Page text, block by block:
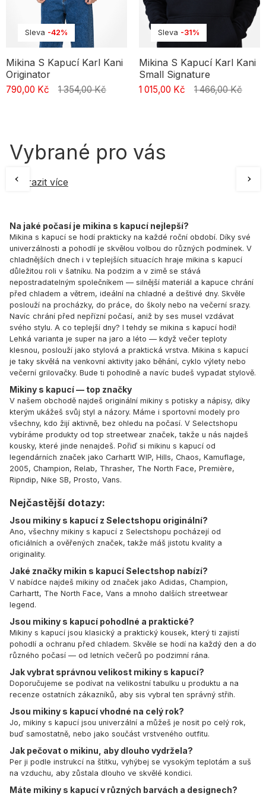
Sleva -42%
Mikina S Kapucí Karl Kani
Originator
790,00 Kč 1 354,00 Kč
Sleva -31%
Mikina S Kapucí Karl Kani
Small Signature
1 015,00 Kč 1 466,00 Kč
Vybrané pro vás
Zobrazit více
Na jaké počasí je mikina s kapucí nejlepší?
Mikina s kapucí se hodí prakticky na každé roční období. Díky své
univerzálnosti a pohodlí je skvělou volbou do různých podmínek. V
chladnějších dnech i v teplejších situacích hraje mikina s kapucí
důležitou roli v šatníku. Na podzim a v zimě se stává
nepostradatelným společníkem — silnější materiál a kapuce chrání
před chladem a větrem, ideální na chladné a deštivé dny. Skvěle
poslouží na procházky, do práce, do školy nebo na večerní srazy.
Navíc chrání před nepřízní počasí, aniž by ses musel vzdávat
svého stylu. A co teplejší dny? I tehdy se mikina s kapucí hodí!
Lehká varianta je super na jaro a léto — když večer teploty
klesnou, poslouží jako stylová a praktická vrstva. Mikina s kapucí
je taky skvělá na venkovní aktivity jako běhání, cyklo výlety nebo
večerní grilovačky. Bude ti pohodlně a navíc budeš vypadat stylově.
Mikiny s kapucí — top značky
V našem obchodě najdeš originální mikiny s potisky a nápisy, díky
kterým ukážeš svůj styl a názory. Máme i sportovní modely pro
všechny, kdo žijí aktivně, bez ohledu na počasí. V Selectshopu
vybíráme produkty od top streetwear značek, takže u nás najdeš
kousky, které jinde nenajdeš. Pořiď si mikinu s kapucí od
legendárních značek jako Carhartt WIP, Hills, Chaos, Kamuflage,
2005, Champion, Relab, Thrasher, The North Face, Première,
Ripndip, Nike SB, Prosto, Vans.
Nejčastější dotazy:
Jsou mikiny s kapucí z Selectshopu originální?
Ano, všechny mikiny s kapucí z Selectshopu pocházejí od
oficiálních a ověřených značek, takže máš jistotu kvality a
originality.
Jaké značky mikin s kapucí Selectshop nabízí?
V nabídce najdeš mikiny od značek jako Adidas, Champion,
Carhartt, The North Face, Vans a mnoho dalších streetwear
legend.
Jsou mikiny s kapucí pohodlné a praktické?
Mikiny s kapucí jsou klasický a praktický kousek, který ti zajistí
pohodlí a ochranu před chladem. Skvěle se hodí na každý den a do
různého počasí — od letních večerů po podzimní rána.
Jak vybrat správnou velikost mikiny s kapucí?
Doporučujeme se podívat na velikostní tabulku u produktu a na
recenze ostatních zákazníků, aby sis vybral ten správný střih.
Jsou mikiny s kapucí vhodné na celý rok?
Jo, mikiny s kapucí jsou univerzální a můžeš je nosit po celý rok,
buď samostatně, nebo jako součást vrstveného outfitu.
Jak pečovat o mikinu, aby dlouho vydržela?
Per ji podle instrukcí na štítku, vyhýbej se vysokým teplotám a suš
na vzduchu, aby zůstala dlouho ve skvělé kondici.
Máte mikiny s kapucí v různých barvách a designech?